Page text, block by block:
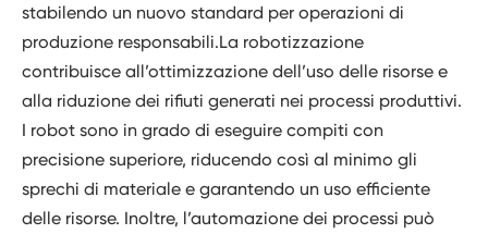
stabilendo un nuovo standard per operazioni di
produzione responsabili.La robotizzazione
contribuisce all’ottimizzazione dell’uso delle risorse e
alla riduzione dei rifiuti generati nei processi produttivi.
I robot sono in grado di eseguire compiti con
precisione superiore, riducendo così al minimo gli
sprechi di materiale e garantendo un uso efficiente
delle risorse. Inoltre, l’automazione dei processi può